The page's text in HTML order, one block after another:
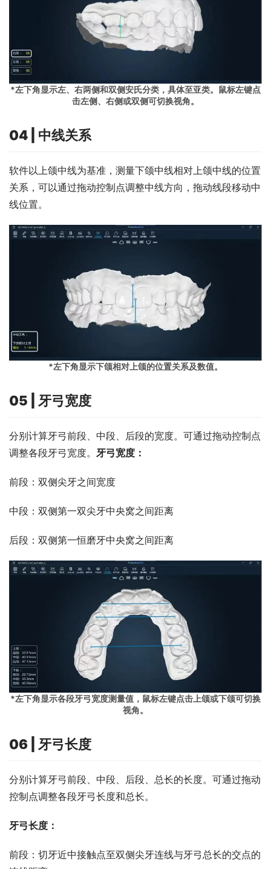
*左下角显示左、右两侧和双侧安氏分类，具体至亚类。鼠标左键点
击左侧、右侧或双侧可切换视角。
04 | 中线关系
软件以上颌中线为基准，测量下颌中线相对上颌中线的位置
关系，可以通过拖动控制点调整中线方向，拖动线段移动中
线位置。
*左下角显示下颌相对上颌的位置关系及数值。
05 | 牙弓宽度
分别计算牙弓前段、中段、后段的宽度。可通过拖动控制点
调整各段牙弓宽度。 牙弓宽度：
前段：双侧尖牙之间宽度
中段：双侧第一双尖牙中央窝之间距离
后段：双侧第一恒磨牙中央窝之间距离
*左下角显示各段牙弓宽度测量值，鼠标左键点击上颌或下颌可切换
视角。
06 | 牙弓长度
分别计算牙弓前段、中段、后段、总长的长度。可通过拖动
控制点调整各段牙弓长度和总长。
牙弓长度：
前段：切牙近中接触点至双侧尖牙连线与牙弓总长的交点的